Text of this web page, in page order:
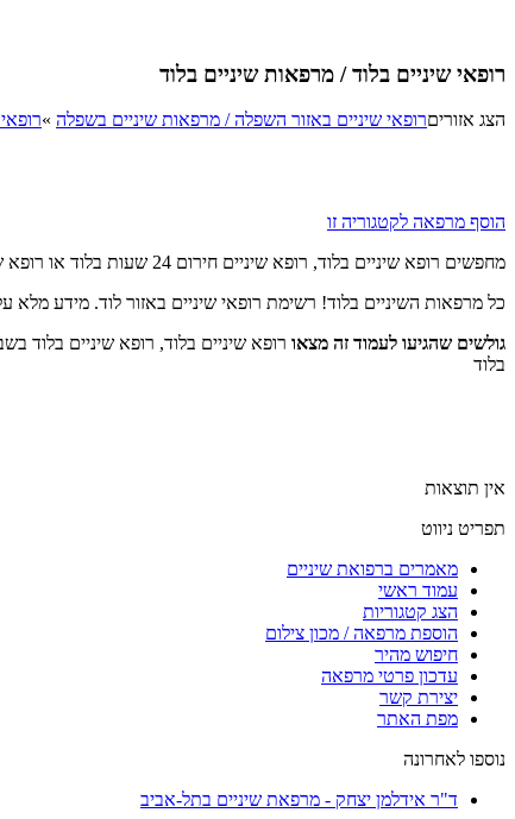
רופאי שיניים בלוד / מרפאות שיניים בלוד
הצג אזוריםרופאי שיניים באזור השפלה / מרפאות שיניים בשפלה »
הוסף מרפאה לקטגוריה זו
מחפשים רופא שיניים בלוד, רופא שיניים חירום 24 שעות בלוד או רופא שיניים בלוד בשבת?
כל מרפאות השיניים בלוד! רשימת רופאי שיניים באזור לוד. מידע
גולשים שהגיעו לעמוד זה מצאו
בלוד
אין תוצאות
תפריט ניווט
מאמרים ברפואת שיניים
עמוד ראשי
הצג קטגוריות
הוספת מרפאה / מכון צילום
חיפוש מהיר
עדכון פרטי מרפאה
יצירת קשר
מפת האתר
נוספו לאחרונה
ד"ר אידלמן יצחק - מרפאת שיניים בתל-אביב